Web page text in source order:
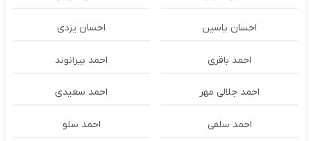
احسان یاسین احسان یزدی
احمد باقری احمد بیرانوند
احمد جلالی مهر احمد سعیدی
احمد سلفی احمد سلو